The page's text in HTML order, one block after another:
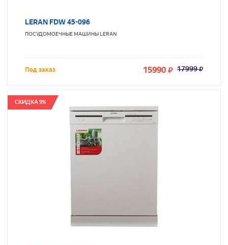
LERAN FDW 45-096
ПОСУДОМОЕЧНЫЕ МАШИНЫLERAN
Под заказ 15990 17999
СКИДКА 9%